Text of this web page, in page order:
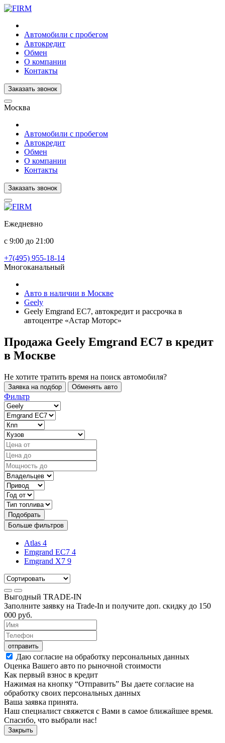
Автомобили с пробегом
Автокредит
Обмен
О компании
Контакты
Заказать звонок
Москва
Автомобили с пробегом
Автокредит
Обмен
О компании
Контакты
Заказать звонок
Ежедневно
с 9:00 до 21:00
+7(495) 955-18-14
Многоканальный
Авто в наличии в Москве
Geely
Geely Emgrand EC7, автокредит и рассрочка в
автоцентре «Астар Моторс»
Продажа Geely Emgrand EC7 в кредит
в Москве
Не хотите тратить время на поиск автомобиля?
Заявка на подбор Обменять авто
Фильтр
Подобрать
Больше фильтров
Atlas 4
Emgrand EC7 4
Emgrand X7 9
Выгодный TRADE-IN
Заполните заявку на Trade-In и получите доп. скидку до 150
000 руб.
отправить
Даю согласие на обработку персональных данных
Оценка Вашего авто по рыночной стоимости
Как первый взнос в кредит
Нажимая на кнопку “Отправить” Вы даете согласие на
обработку своих персональных данных
Ваша заявка принята.
Наш специалист свяжется с Вами в самое ближайшее время.
Спасибо, что выбрали нас!
Закрыть